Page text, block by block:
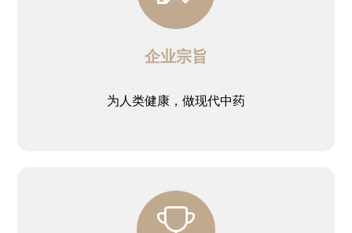
企业宗旨
为人类健康，做现代中药